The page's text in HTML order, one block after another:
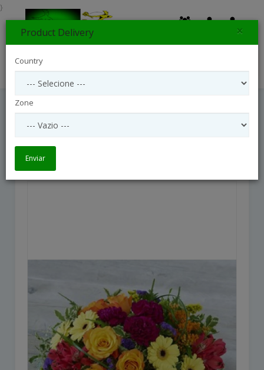
Extra Large Bold Brights Posy
}
Product Delivery ×
Country
Zone
Enviar